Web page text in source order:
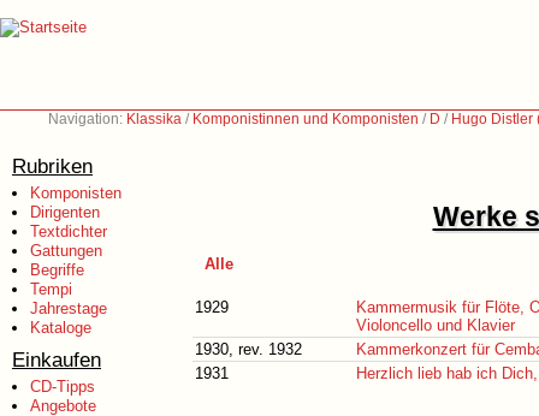
Navigation: Klassika / Komponistinnen und Komponisten / D / Hugo Distler
Rubriken
Komponisten
Dirigenten
Textdichter
Gattungen
Begriffe
Tempi
Jahrestage
Kataloge
Einkaufen
CD-Tipps
Angebote
Werke
Alle
1929
Kammermusik für Flöte,
Violoncello und Klavier
1930, rev. 1932
Kammerkonzert für
1931
Herzlich lieb hab ich